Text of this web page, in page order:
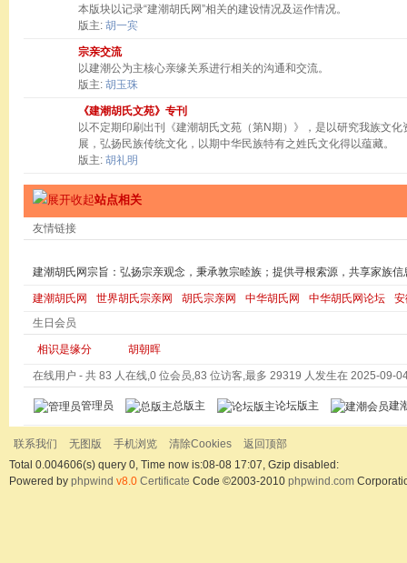
本版块以记录“建潮胡氏网”相关的建设情况及运作情况。
版主: 胡一宾
宗亲交流
以建潮公为主核心亲缘关系进行相关的沟通和交流。
版主: 胡玉珠
《建潮胡氏文苑》专刊
以不定期印刷出刊《建潮胡氏文苑（第N期）》，是以研究我族文
展，弘扬民族传统文化，以期中华民族特有之姓氏文化得以蕴藏。
版主: 胡礼明
站点相关
友情链接
建潮胡氏网宗旨：弘扬宗亲观念，秉承敦宗睦族；提供寻根索源，共享家族信
建潮胡氏网 世界胡氏宗亲网 胡氏宗亲网 中华胡氏网 中华胡氏网论坛
生日会员
相识是缘分 胡朝晖
在线用户 - 共 83 人在线,0 位会员,83 位访客,最多 29319 人发生在 2025-09-
管理员 总版主 论坛版主 建
联系我们 无图版 手机浏览 清除Cookies
返回顶部
Total 0.004606(s) query 0, Time now is:08-08 17:07, Gzip disabled:
Powered by phpwind v8.0 Certificate Code ©2003-2010 phpwind.com